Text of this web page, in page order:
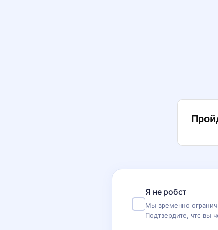
Я не робот
Мы временно
Подтвердите, что вы